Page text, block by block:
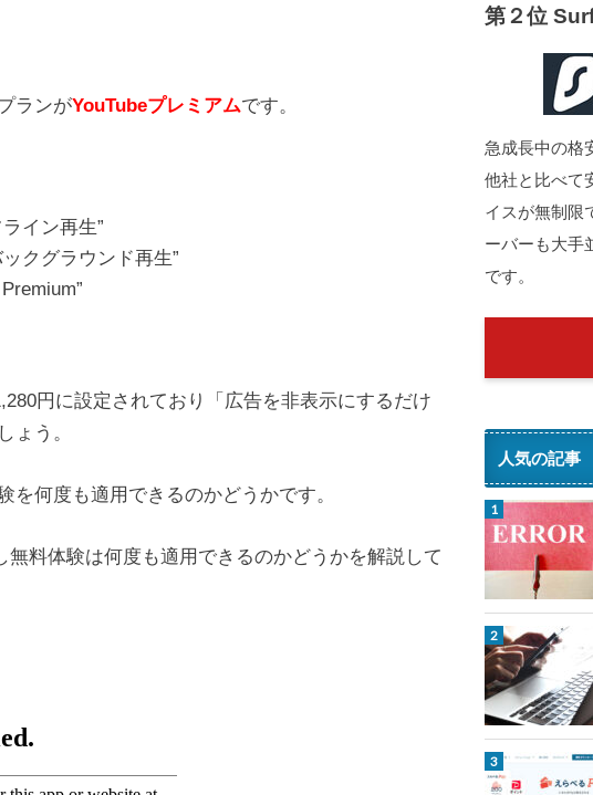
ランがYouTubeプレミアムです。
イン再生”
クグラウンド再生”
円に設定されており「広告を非表示にするだけ
ょう。
何度も適用できるのかどうかです。
無料体験は何度も適用できるのかどうかを解説して
第２位
急成長中の格
他社と比べて
イスが無制限
ーバーも大手
です。
人気の記事